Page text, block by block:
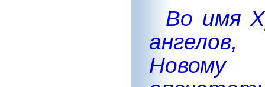
Во имя
ангелов,
Новому